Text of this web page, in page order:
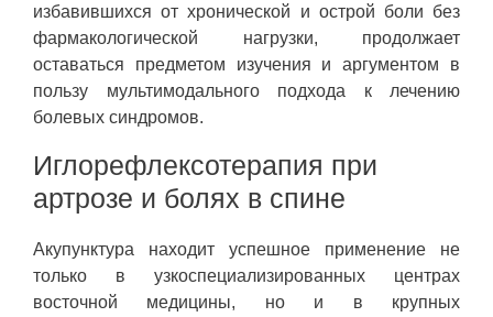
избавившихся от хронической и острой боли без
фармакологической нагрузки, продолжает
оставаться предметом изучения и аргументом в
пользу мультимодального подхода к лечению
болевых синдромов.
Иглорефлексотерапия при
артрозе и болях в спине
Акупунктура находит успешное применение не
только в узкоспециализированных центрах
восточной медицины, но и в крупных